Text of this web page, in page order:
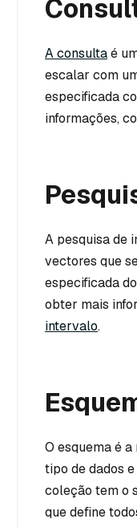
A consultaé
escalar com
especificada
informações,
A pesquisa de
vectores que
especificada
obter mais
intervalo.
O esquema é
tipo de dados
coleção tem o
que define